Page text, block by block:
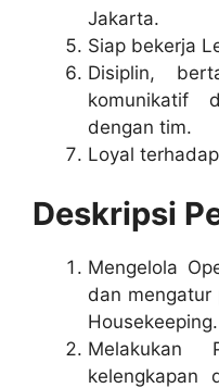
Jakarta.
Siap bekerja
Disiplin,
komunikatif
dengan tim.
Loyal
Deskripsi
Mengelola
dan mengatur
Housekeeping.
Melakukan
kelengkapan